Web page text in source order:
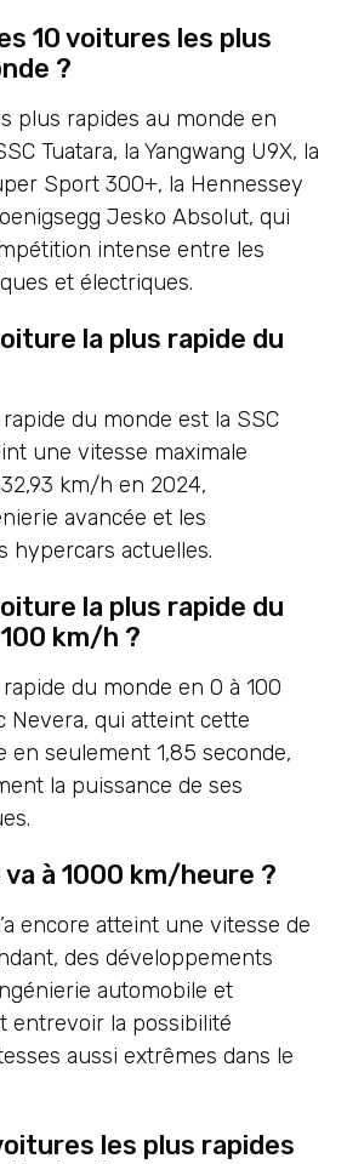
10 voitures les plus
?
plus rapides au monde en
Tuatara, la Yangwang U9X, la
Sport 300+, la Hennessey
Jesko Absolut, qui
intense entre les
et électriques.
la plus rapide du
du monde est la SSC
une vitesse maximale
km/h en 2024,
avancée et les
hypercars actuelles.
la plus rapide du
km/h ?
du monde en 0 à 100
Nevera, qui atteint cette
en seulement 1,85 seconde,
la puissance de ses
à 1000 km/heure ?
encore atteint une vitesse de
des développements
automobile et
entrevoir la possibilité
aussi extrêmes dans le
les plus rapides